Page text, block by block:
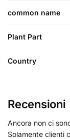
common name
Plant Part
Country
Recensioni
Ancora non ci
Solamente clienti